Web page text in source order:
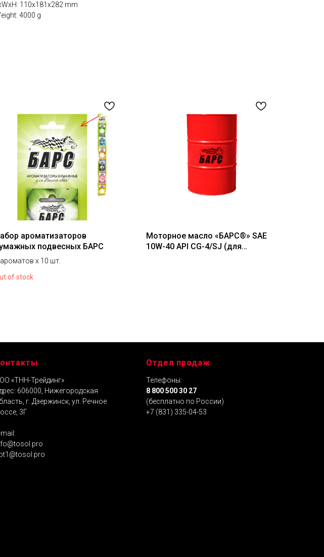
110x181x282 mm
4000 g
ароматизаторов
подвесных БАРС
х 10 шт.
of stock
Моторное масло «БАРС®» SAE
10W-40 API CG-4/SJ (для
«ТНН-Трейдинг»
606000, Нижегородская
г. Дзержинск, ул. Речное
3Г
mail:
Отдел продаж
Телефоны:
8 800 500 30 27
(бесплатно по России)
+7 (831) 335-04-53